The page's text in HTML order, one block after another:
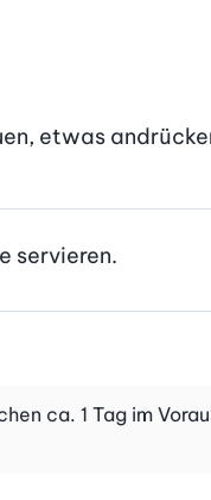
etwas
servieren.
ca. 1 Tag im